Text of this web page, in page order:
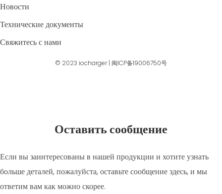
Новости
Технические документы
Свяжитесь с нами
© 2023 iocharger| 闽ICP备19006750号
Оставить сообщение
Если вы заинтересованы в нашей продукции и хотите узнать
больше деталей, пожалуйста, оставьте сообщение здесь, и мы
ответим вам как можно скорее.